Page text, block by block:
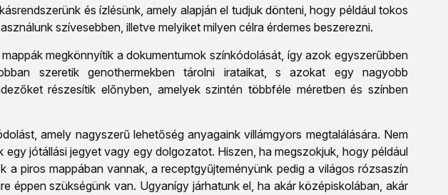
és ízlésünk, amely alapján el tudjuk dönteni, hogy például tokos
szívesebben, illetve melyiket milyen célra érdemes beszerezni.
megkönnyítik a dokumentumok színkódolását, így azok egyszerűbben
szeretik genothermekben tárolni irataikat, s azokat egy nagyobb
részesítik előnyben, amelyek szintén többféle méretben és színben
amely nagyszerű lehetőség anyagaink villámgyors megtalálására. Nem
jótállási jegyet vagy egy dolgozatot. Hiszen, ha megszokjuk, hogy például
piros mappában vannak, a receptgyűjteményünk pedig a világos rózsaszín
éppen szükségünk van. Ugyanígy járhatunk el, ha akár középiskolában, akár